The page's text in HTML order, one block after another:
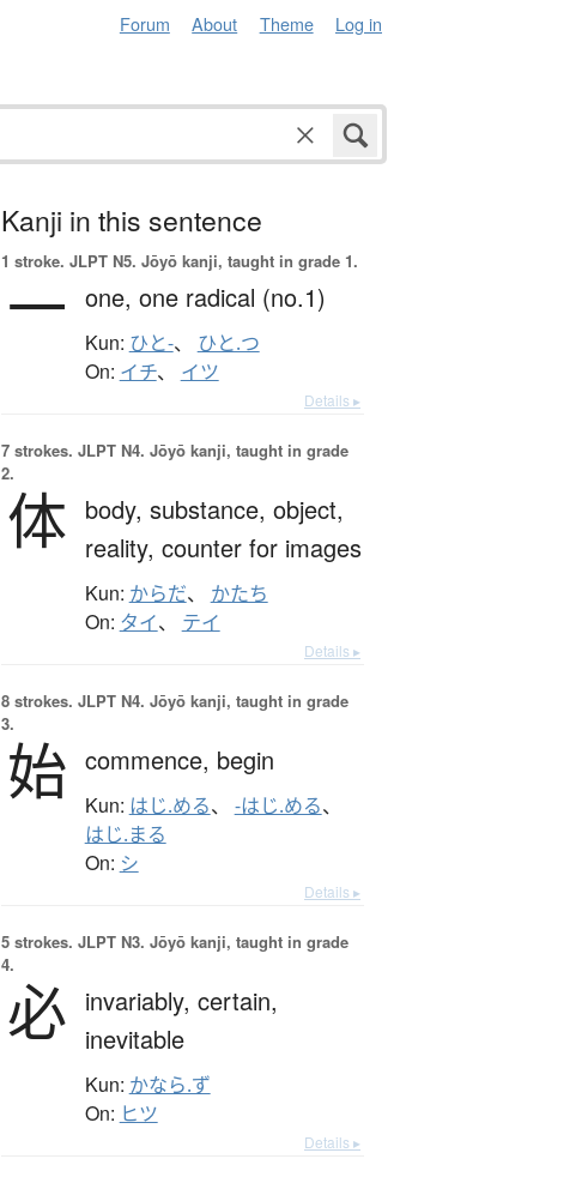
Forum About Theme Log in
Kanji in this sentence
1 stroke. JLPT N5. Jōyō kanji, taught in grade 1.
一 one, one radical (no.1)
Kun: ひと-、 ひと.つ
On: イチ、 イツ
Details ▸
7 strokes. JLPT N4. Jōyō kanji, taught in grade
2.
体 body, substance, object,
reality, counter for images
Kun: からだ、 かたち
On: タイ、 テイ
Details ▸
8 strokes. JLPT N4. Jōyō kanji, taught in grade
3.
始 commence, begin
Kun: はじ.める、 -はじ.める、
はじ.まる
On: シ
Details ▸
5 strokes. JLPT N3. Jōyō kanji, taught in grade
4.
必 invariably, certain,
inevitable
Kun: かなら.ず
On: ヒツ
Details ▸